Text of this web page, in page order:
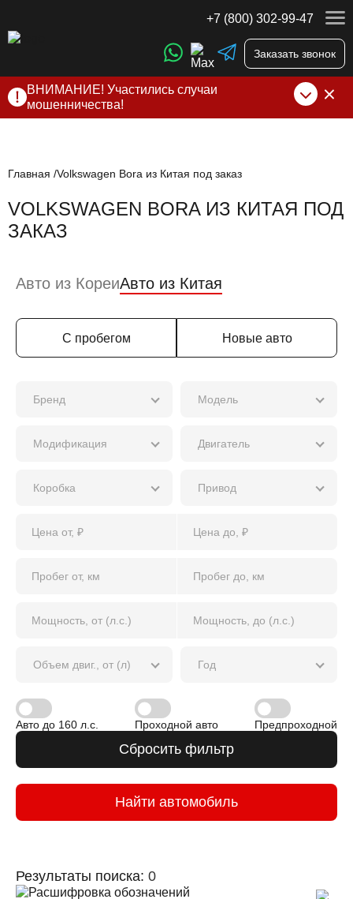
+7 (800) 302-99-47
Заказать звонок
ВНИМАНИЕ! Участились случаи
мошенничества!
нами по официальным контактам, указанным в соц сетях
Главная Volkswagen Bora из Китая под заказ
VOLKSWAGEN BORA ИЗ КИТАЯ ПОД
ЗАКАЗ
Авто из КореиАвто из Китая
С пробегом Новые авто
Бренд Модель
Двигатель
Коробка Привод
Модификация
Объем двиг., от (л) Год
Авто до 160 л.с. Проходной авто Предпроходной
Сбросить фильтр
Найти автомобиль
Результаты поиска: 0